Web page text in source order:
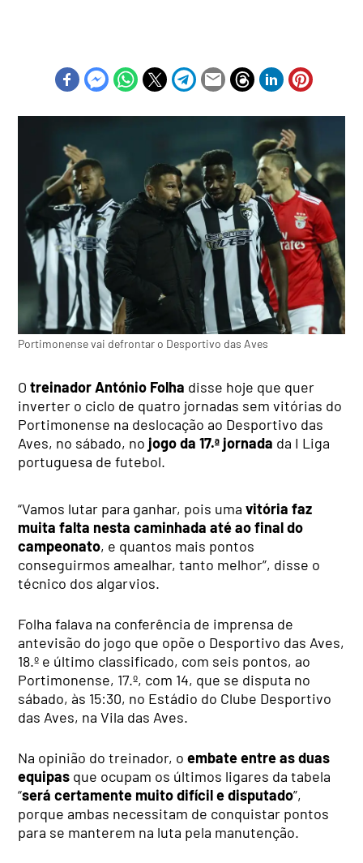
Portimonense vai defrontar o Desportivo das Aves
Otreinador António Folha disse hoje que quer
inverter o ciclo de quatro jornadas sem vitórias do
Portimonense na deslocação ao Desportivo das
Aves, no sábado, no jogo da 17.ª jornada da I Liga
portuguesa de futebol.
“Vamos lutar para ganhar, pois umavitória faz
muita falta nesta caminhada até ao final do
campeonato, e quantos mais pontos
conseguirmos amealhar, tanto melhor”, disse o
técnico dos algarvios.
Folha falava na conferência de imprensa de
antevisão do jogo que opõe o Desportivo das Aves,
18.º e último classificado, com seis pontos, ao
Portimonense, 17.º, com 14, que se disputa no
sábado, às 15:30, no Estádio do Clube Desportivo
das Aves, na Vila das Aves.
Na opinião do treinador, oembate entre as duas
equipas que ocupam os últimos ligares da tabela
“será certamente muito difícil e disputado”,
porque ambas necessitam de conquistar pontos
para se manterem na luta pela manutenção.